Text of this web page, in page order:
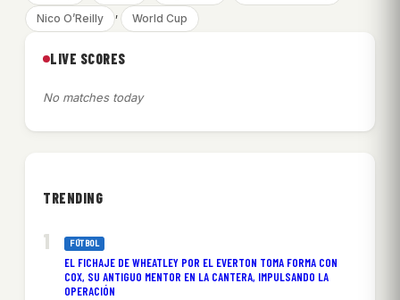
Nico O’Reilly , World Cup
LIVE SCORES
No matches today
TRENDING
FÚTBOL
EL FICHAJE DE WHEATLEY POR EL EVERTON TOMA FORMA CON
COX, SU ANTIGUO MENTOR EN LA CANTERA, IMPULSANDO LA
OPERACIÓN